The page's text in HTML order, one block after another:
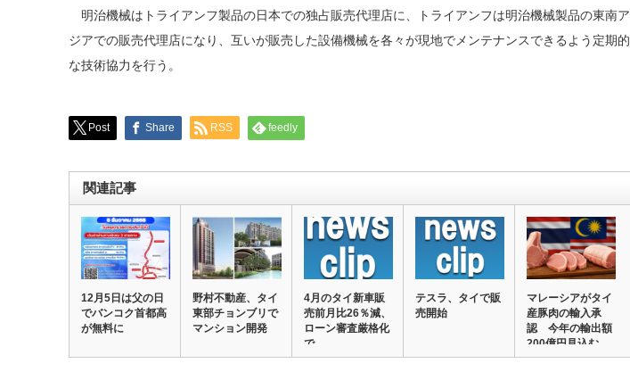
明治機械はトライアンフ製品の日本での独占販売代理店に、トライアンフは明治機械製品の東南ア
ジアでの販売代理店になり、互いが販売した設備機械を各々が現地でメンテナンスできるよう定期的
な技術協力を行う。
Post Share RSS feedly
関連記事
12月5日は父の日
でバンコク首都高
が無料に
野村不動産、タイ
東部チョンブリで
マンション開発
4月のタイ新車販
売前月比26％減、
ローン審査厳格化
で
テスラ、タイで販
売開始
マレーシアがタイ
産豚肉の輸入承
認 今年の輸出額
200億円見込む